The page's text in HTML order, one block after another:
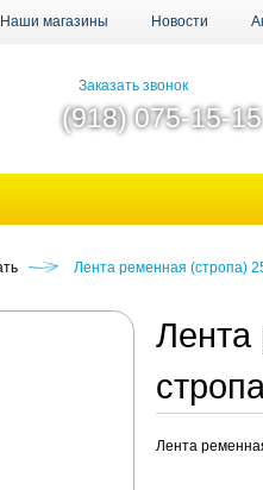
Наши магазины Новости
Заказать звонок
(918) 075-15-15
Лента ременная (стропа)
Лента
Лента